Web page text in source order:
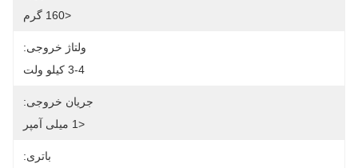
<160 گرم
ولتاژ خروجی:
3-4 کیلو ولت
جریان خروجی:
<1 میلی آمپر
باتری: